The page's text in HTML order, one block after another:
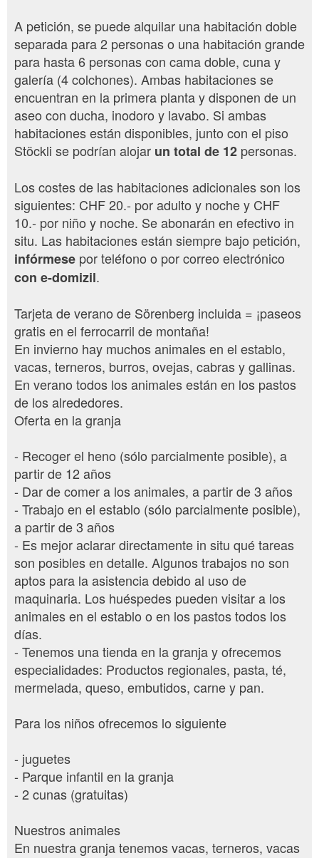
A petición, se puede alquilar una habitación doble
separada para 2 personas o una habitación grande
para hasta 6 personas con cama doble, cuna y
galería (4 colchones). Ambas habitaciones se
encuentran en la primera planta y disponen de un
aseo con ducha, inodoro y lavabo. Si ambas
habitaciones están disponibles, junto con el piso
Stöckli se podrían alojar un total de 12 personas.
Los costes de las habitaciones adicionales son los
siguientes: CHF 20.- por adulto y noche y CHF
10.- por niño y noche. Se abonarán en efectivo in
situ. Las habitaciones están siempre bajo petición,
infórmese por teléfono o por correo electrónico
con e-domizil.
Tarjeta de verano de Sörenberg incluida = ¡paseos
gratis en el ferrocarril de montaña!
En invierno hay muchos animales en el establo,
vacas, terneros, burros, ovejas, cabras y gallinas.
En verano todos los animales están en los pastos
de los alrededores.
Oferta en la granja
- Recoger el heno (sólo parcialmente posible), a
partir de 12 años
- Dar de comer a los animales, a partir de 3 años
- Trabajo en el establo (sólo parcialmente posible),
a partir de 3 años
- Es mejor aclarar directamente in situ qué tareas
son posibles en detalle. Algunos trabajos no son
aptos para la asistencia debido al uso de
maquinaria. Los huéspedes pueden visitar a los
animales en el establo o en los pastos todos los
días.
- Tenemos una tienda en la granja y ofrecemos
especialidades: Productos regionales, pasta, té,
mermelada, queso, embutidos, carne y pan.
Para los niños ofrecemos lo siguiente
- juguetes
- Parque infantil en la granja
- 2 cunas (gratuitas)
Nuestros animales
En nuestra granja tenemos vacas, terneros, vacas